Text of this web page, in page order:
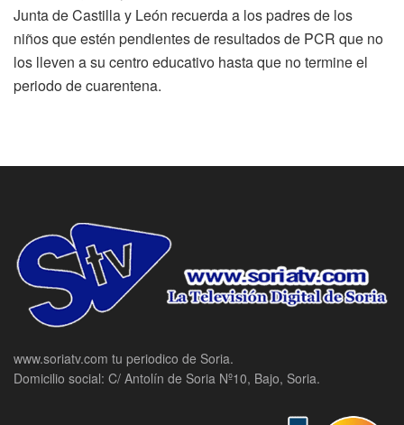
Junta de Castilla y León recuerda a los padres de los
niños que estén pendientes de resultados de PCR que no
los lleven a su centro educativo hasta que no termine el
periodo de cuarentena.
www.soriatv.com tu periodico de Soria.
Domicilio social: C/ Antolín de Soria Nº10, Bajo, Soria.